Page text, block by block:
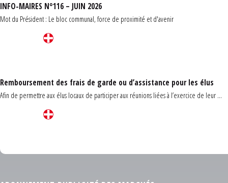
INFO-MAIRES N°116 – JUIN 2026
Mot du Président : Le bloc communal, force de proximité et d'avenir
Remboursement des frais de garde ou d’assistance pour les élus
Afin de permettre aux élus locaux de participer aux réunions liées à l’exercice de leur ...